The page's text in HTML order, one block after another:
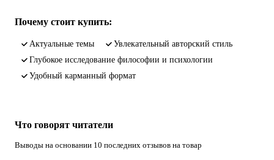
Почему стоит купить:
актуальные темы
увлекательный авторский стиль
глубокое исследование философии и психологии
удобный карманный формат
Что говорят читатели
Выводы на основании 10 последних отзывов на товар